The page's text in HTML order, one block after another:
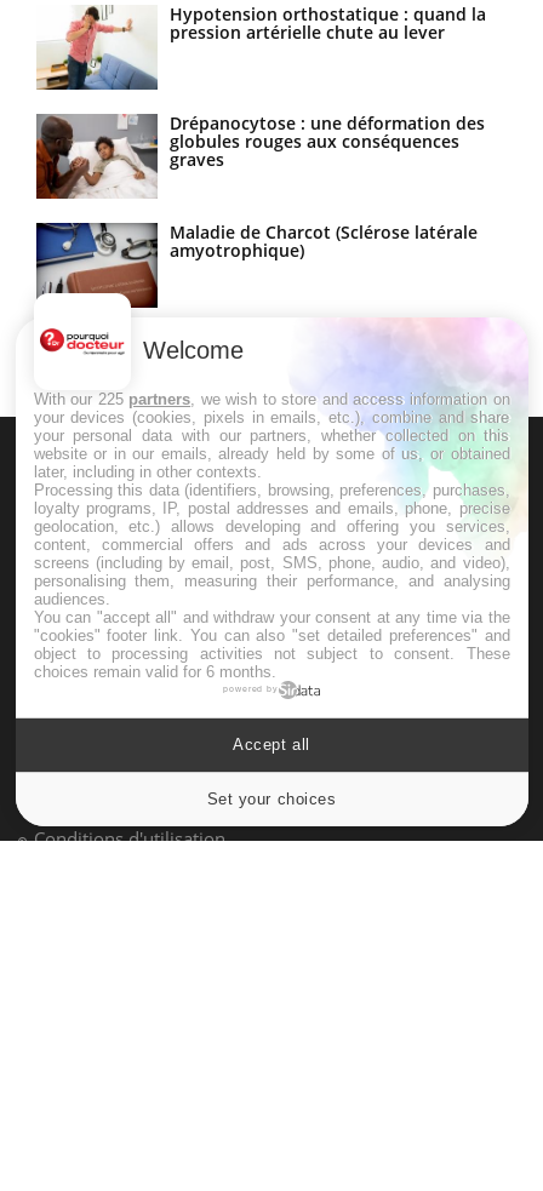
Hypotension orthostatique : quand la
pression artérielle chute au lever
Drépanocytose : une déformation des
globules rouges aux conséquences
graves
Maladie de Charcot (Sclérose latérale
amyotrophique)
Le site santé de référence avec chaque jour toute l'actualité
médicale decryptée par des médecins en exercice et les
conseils des meilleurs spécialistes.
Conditions d'utilisation
Welcome
With our 225 partners , we wish to store and access information on
your devices (cookies, pixels in emails, etc.), combine and share
your personal data with our partners, whether collected on this
website or in our emails, already held by some of us, or obtained
later, including in other contexts.
Processing this data (identifiers, browsing, preferences, purchases,
loyalty programs, IP, postal addresses and emails, phone, precise
geolocation, etc.) allows developing and offering you services,
content, commercial offers and ads across your devices and
screens (including by email, post, SMS, phone, audio, and video),
personalising them, measuring their performance, and analysing
audiences.
You can "accept all" and withdraw your consent at any time via the
"cookies" footer link . You can also "set detailed preferences" and
object to processing activities not subject to consent. These
choices remain valid for 6 months.
powered by
Set your choices
Accept all